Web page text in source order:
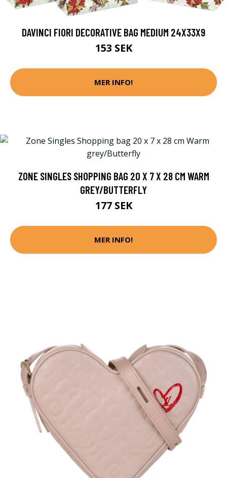
DAVINCI FIORI DECORATIVE BAG MEDIUM 24X33X9
153 SEK
MER INFO!
ZONE SINGLES SHOPPING BAG 20 X 7 X 28 CM WARM
GREY/BUTTERFLY
177 SEK
MER INFO!